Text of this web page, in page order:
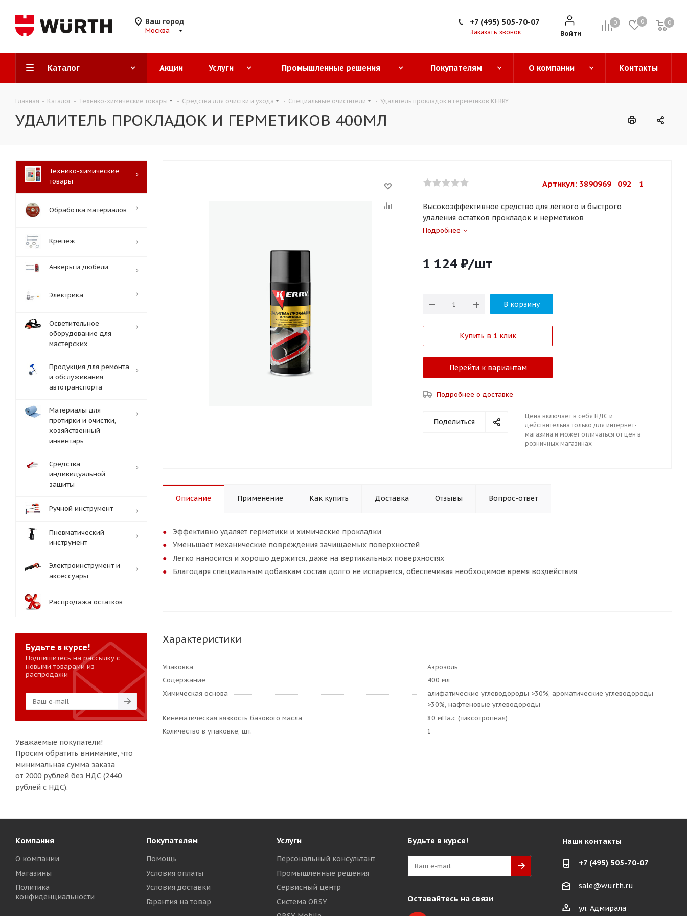
Ваш город
Москва
0 0 0
0
Войти
+7 (495) 505-70-07
Заказать звонок
Каталог Акции Услуги Промышленные решения Покупателям О компании Контакты
Главная - Каталог - Технико-химические товары - Средства для очистки и ухода - Специальные очистители - Удалитель прокладок и герметиков KERRY
УДАЛИТЕЛЬ ПРОКЛАДОК И ГЕРМЕТИКОВ 400МЛ
Артикул: 3890969   092    1
Высокоэффективное средство для лёгкого и быстрого
удаления остатков прокладок и нерметиков
Подробнее
1 124₽/шт
В корзину
Купить в 1 клик
Перейти к вариантам
Подробнее о доставке
Поделиться
Цена включает в себя НДС и
действительна только для интернет-
магазина и может отличаться от цен в
розничных магазинах
Описание Применение Как купить Доставка Отзывы Вопрос-ответ
Эффективно удаляет герметики и химические прокладки
Уменьшает механические повреждения зачищаемых поверхностей
Легко наносится и хорошо держится, даже на вертикальных поверхностях
Благодаря специальным добавкам состав долго не испаряется, обеспечивая необходимое время воздействия
Характеристики
Упаковка
Аэрозоль
Содержание
400 мл
Химическая основа
алифатические углеводороды >30%, ароматические углеводороды
>30%, нафтеновые углеводороды
Кинематическая вязкость базового масла
80 мПа.с (тиксотропная)
Количество в упаковке, шт.
1
Технико-химические
товары
Обработка материалов
Крепёж
Анкеры и дюбели
Электрика
Осветительное
оборудование для
мастерских
Продукция для ремонта
и обслуживания
автотранспорта
Материалы для
протирки и очистки,
хозяйственный
инвентарь
Средства
индивидуальной
защиты
Ручной инструмент
Пневматический
инструмент
Электроинструмент и
аксессуары
Распродажа остатков
Будьте в курсе!
Подпишитесь на рассылку с
новыми товарами из
распродажи
Уважаемые покупатели!
Просим обратить внимание, что
минимальная сумма заказа
от 2000 рублей без НДС (2440
рублей с НДС).
Компания
О компании
Магазины
Политика
конфиденциальности
Покупателям
Помощь
Условия оплаты
Условия доставки
Гарантия на товар
Услуги
Персональный консультант
Промышленные решения
Сервисный центр
Система ORSY
Будьте в курсе!
Оставайтесь на связи
Наши контакты
+7 (495) 505-70-07
sale@wurth.ru
ул. Адмирала